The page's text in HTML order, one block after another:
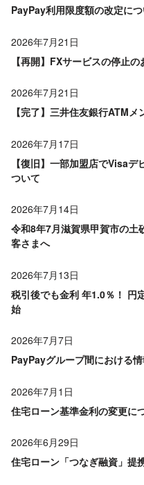
PayPay利用限度額の改定につ
2026年7月21日
【再開】FXサービスの停止の
2026年7月21日
【完了】三井住友銀行ATM
2026年7月17日
【復旧】一部加盟店でVisa
ついて
2026年7月14日
令和8年7月滋賀県甲賀市の土
客さまへ
2026年7月13日
税引後でも金利 年1.0％！ 円
始
2026年7月7日
PayPayグループ間における
2026年7月1日
住宅ローン基準金利の変更に
2026年6月29日
住宅ローン「つなぎ融資」提